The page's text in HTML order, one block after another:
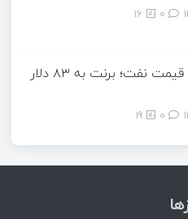
16
جهش دوباره قیمت نفت؛ برنت به ۸۳ دلار
19